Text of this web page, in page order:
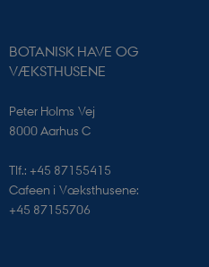
BOTANISK HAVE OG
VÆKSTHUSENE
Peter Holms Vej
8000 Aarhus C
Tlf.: +45 87155415
Cafeen i Væksthusene:
+45 87155706